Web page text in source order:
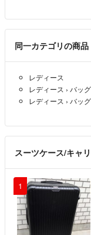
同一カテゴリの商品
レディース
レディース › バッグ
レディース › バッグ
スーツケース/キャ
1